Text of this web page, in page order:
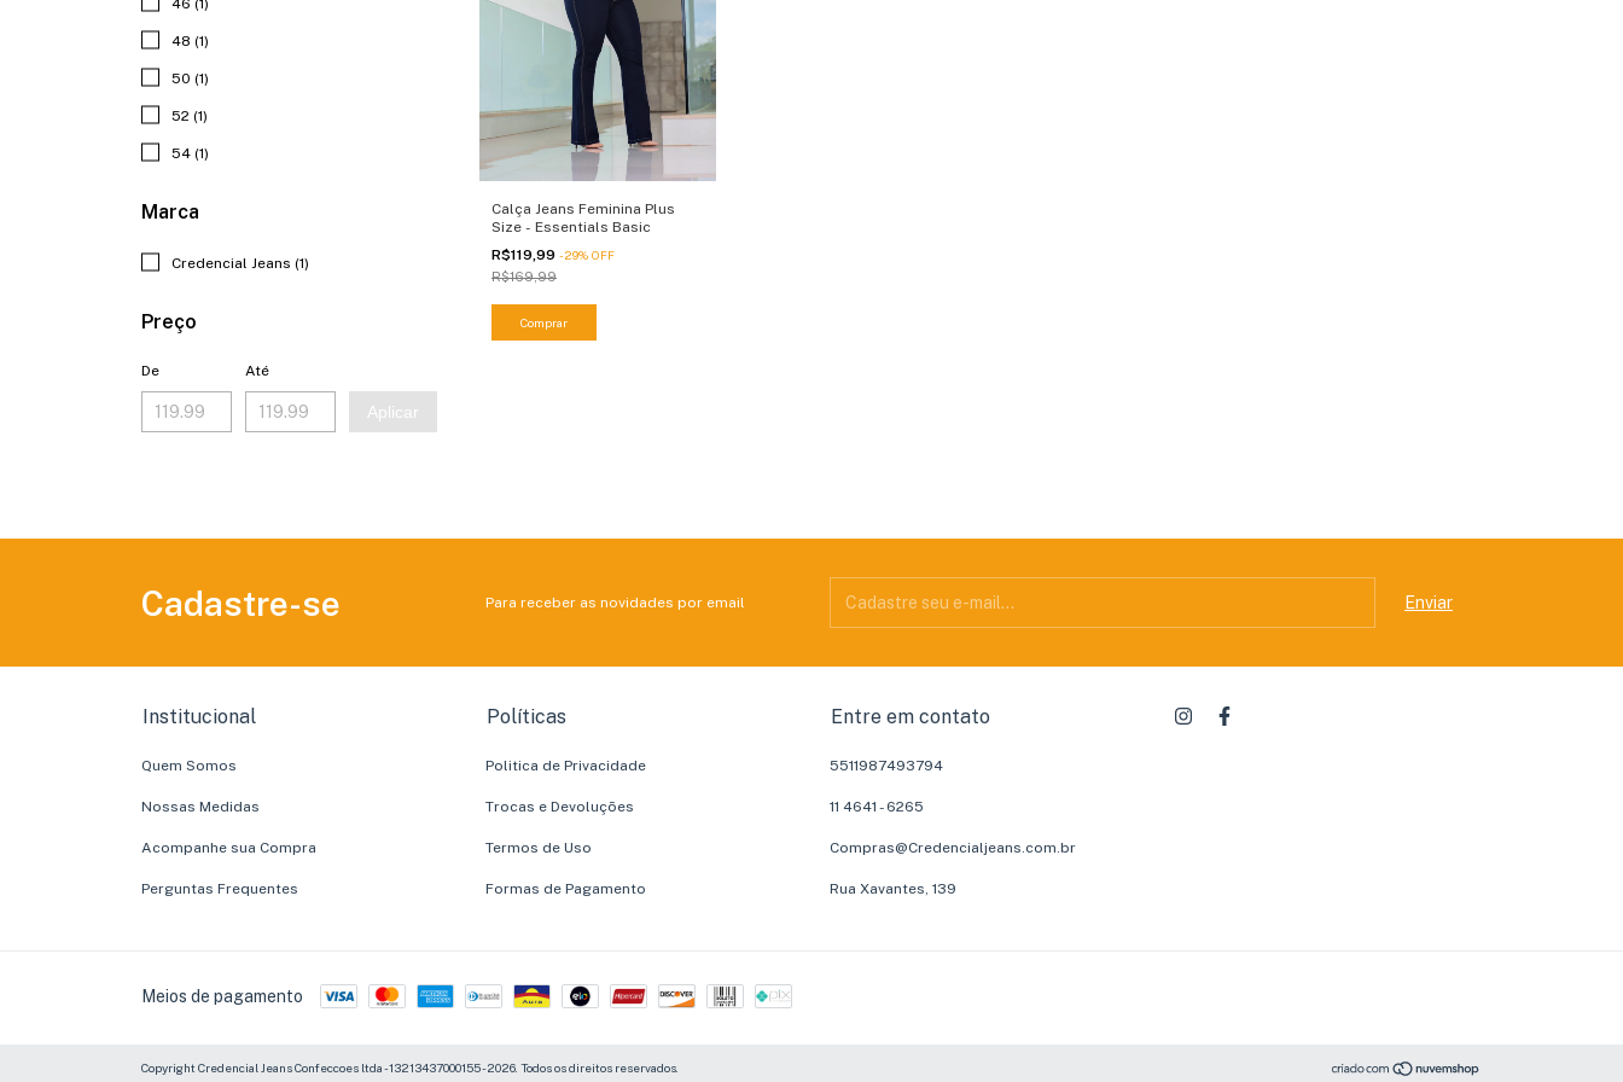
46 (1)
48 (1)
50 (1)
52 (1)
54 (1)
Marca
Credencial Jeans (1)
Preço
De Até
Aplicar
Calça Jeans Feminina Plus
Size - Essentials Basic
R$119,99 -29% OFF
R$169,99
Comprar
Cadastre-se Para receber as novidades por email
Institucional
Quem Somos
Nossas Medidas
Acompanhe sua Compra
Perguntas Frequentes
Políticas
Politica de Privacidade
Trocas e Devoluções
Termos de Uso
Formas de Pagamento
Entre em contato
5511987493794
11 4641 - 6265
Compras@Credencialjeans.com.br
Rua Xavantes, 139
Meios de pagamento
Copyright Credencial Jeans Confeccoes ltda - 13213437000155 - 2026. Todos os direitos reservados.